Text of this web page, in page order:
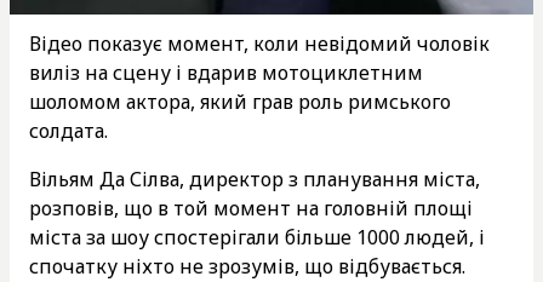
Відео показує момент, коли невідомий чоловік
виліз на сцену і вдарив мотоциклетним
шоломом актора, який грав роль римського
солдата.
Вільям Да Сілва, директор з планування міста,
розповів, що в той момент на головній площі
міста за шоу спостерігали більше 1000 людей, і
спочатку ніхто не зрозумів, що відбувається.